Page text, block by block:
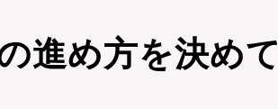
進め方を決めて